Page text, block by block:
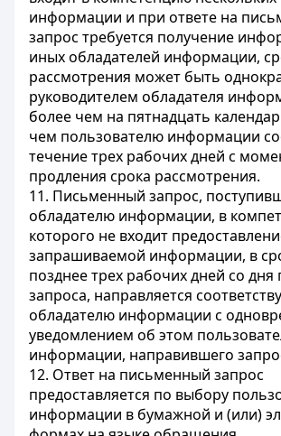
информации и при ответе на
запрос требуется получение
иных обладателей информации,
рассмотрения может быть
руководителем обладателя
более чем на пятнадцать
чем пользователю информации
течение трех рабочих дней с
продления срока рассмотрения.
11. Письменный запрос,
обладателю информации, в
которого не входит
запрашиваемой информации, в
позднее трех рабочих дней со дня
запроса, направляется
обладателю информации с
уведомлением об этом
информации, направившего
12. Ответ на письменный запрос
предоставляется по выбору
информации в бумажной и (или)